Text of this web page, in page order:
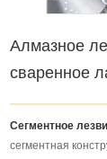
Алмазное
сваренное
Сегментное
сегментная